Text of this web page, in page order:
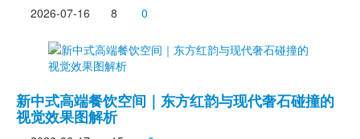
2026-07-16 8 0
新中式高端餐饮空间｜东方红韵与现代奢石碰撞的
视觉效果图解析